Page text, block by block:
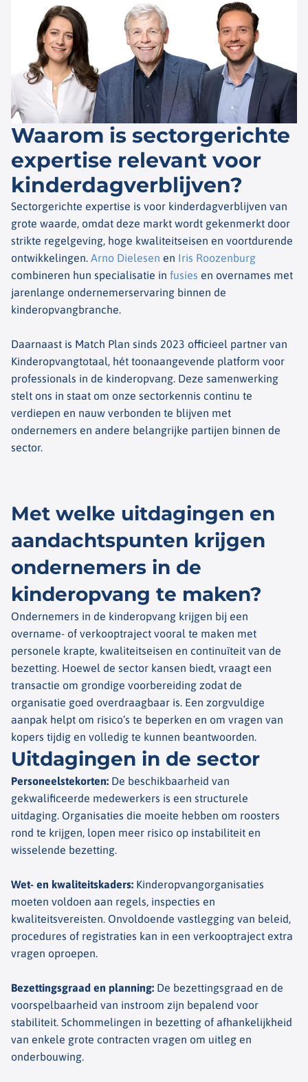
Waarom is sectorgerichte
expertise relevant voor
kinderdagverblijven?
Sectorgerichte expertise is voor kinderdagverblijven van
grote waarde, omdat deze markt wordt gekenmerkt door
strikte regelgeving, hoge kwaliteitseisen en voortdurende
ontwikkelingen. Arno Dielesen en Iris Roozenburg
combineren hun specialisatie in fusies en overnames met
jarenlange ondernemerservaring binnen de
kinderopvangbranche.
Daarnaast is Match Plan sinds 2023 officieel partner van
Kinderopvangtotaal, hét toonaangevende platform voor
professionals in de kinderopvang. Deze samenwerking
stelt ons in staat om onze sectorkennis continu te
verdiepen en nauw verbonden te blijven met
ondernemers en andere belangrijke partijen binnen de
sector.
Met welke uitdagingen en
aandachtspunten krijgen
ondernemers in de
kinderopvang te maken?
Ondernemers in de kinderopvang krijgen bij een
overname- of verkooptraject vooral te maken met
personele krapte, kwaliteitseisen en continuïteit van de
bezetting. Hoewel de sector kansen biedt, vraagt een
transactie om grondige voorbereiding zodat de
organisatie goed overdraagbaar is. Een zorgvuldige
aanpak helpt om risico’s te beperken en om vragen van
kopers tijdig en volledig te kunnen beantwoorden.
Uitdagingen in de sector​
Personeelstekorten: De beschikbaarheid van
gekwalificeerde medewerkers is een structurele
uitdaging. Organisaties die moeite hebben om roosters
rond te krijgen, lopen meer risico op instabiliteit en
wisselende bezetting.
Wet- en kwaliteitskaders: Kinderopvangorganisaties
moeten voldoen aan regels, inspecties en
kwaliteitsvereisten. Onvoldoende vastlegging van beleid,
procedures of registraties kan in een verkooptraject extra
vragen oproepen.
Bezettingsgraad en planning: De bezettingsgraad en de
voorspelbaarheid van instroom zijn bepalend voor
stabiliteit. Schommelingen in bezetting of afhankelijkheid
van enkele grote contracten vragen om uitleg en
onderbouwing.